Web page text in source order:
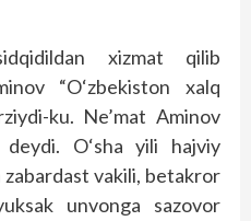
xizmat qilib
“O‘zbekiston xalq
ku. Ne’mat Aminov
O‘sha yili hajviy
vakili, betakror
unvonga sazovor